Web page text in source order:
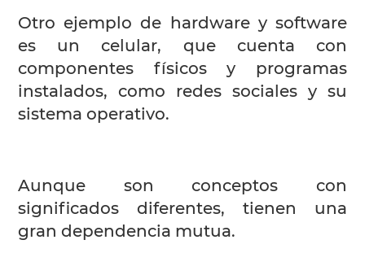
Otro ejemplo de hardware y software
es un celular, que cuenta con
componentes físicos y programas
instalados, como redes sociales y su
sistema operativo.
Aunque son conceptos con
significados diferentes, tienen una
gran dependencia mutua.